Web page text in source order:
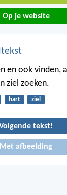
Op je website
en ook vinden,
ziel zoeken.
hart ziel
tekst!
Met afbeelding